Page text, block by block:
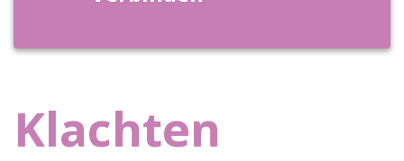
Klachten